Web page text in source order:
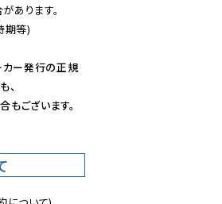
あります。
期等)
カー発行の正規
、
ございます。